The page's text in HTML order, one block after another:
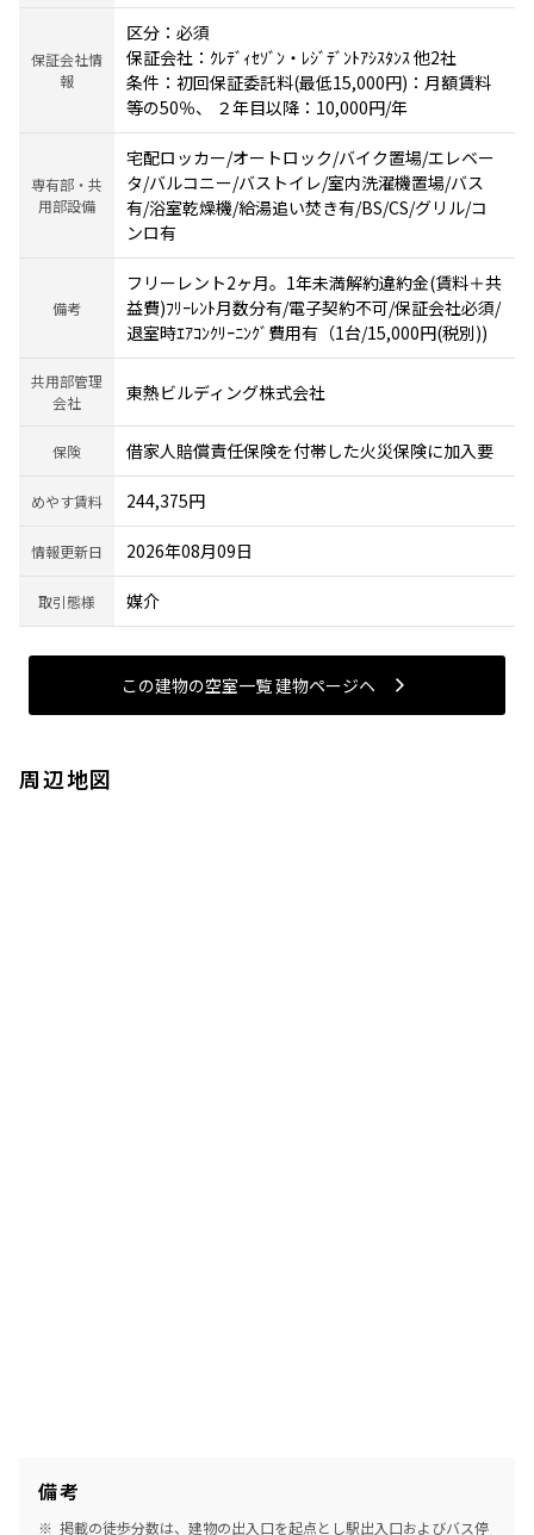
保証会社情
報
区分：必須
保証会社：ｸﾚﾃﾞｨｾｿﾞﾝ・ﾚｼﾞﾃﾞﾝﾄｱｼｽﾀﾝｽ 他2社
条件：初回保証委託料(最低15,000円)：月額賃料
等の50％、 ２年目以降：10,000円/年
専有部・共
用部設備
宅配ロッカー/オートロック/バイク置場/エレベー
タ/バルコニー/バストイレ/室内洗濯機置場/バス
有/浴室乾燥機/給湯追い焚き有/BS/CS/グリル/コ
ンロ有
備考
フリーレント2ヶ月。1年未満解約違約金(賃料＋共
益費)ﾌﾘｰﾚﾝﾄ月数分有/電子契約不可/保証会社必須/
退室時ｴｱｺﾝｸﾘｰﾆﾝｸﾞ費用有（1台/15,000円(税別))
共用部管理
会社
東熱ビルディング株式会社
保険 借家人賠償責任保険を付帯した火災保険に加入要
めやす賃料 244,375円
情報更新日 2026年08月09日
取引態様 媒介
この建物の空室一覧 建物ページヘ
周辺地図
備考
掲載の徒歩分数は、建物の出入口を起点とし駅出入口およびバス停